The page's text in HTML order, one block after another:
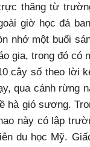
thăng từ
giờ học đá
nhớ một buổi
gia, trong đó có
cây số theo lời
qua cánh rừng
hà gió sương.
này có lập
du học Mỹ.